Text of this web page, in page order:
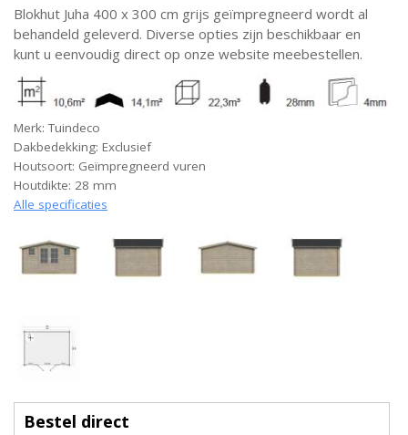
Blokhut Juha 400 x 300 cm grijs geïmpregneerd wordt al
behandeld geleverd. Diverse opties zijn beschikbaar en
kunt u eenvoudig direct op onze website meebestellen.
Merk: Tuindeco
Dakbedekking: Exclusief
Houtsoort: Geïmpregneerd vuren
Houtdikte: 28 mm
Alle specificaties
Bestel direct